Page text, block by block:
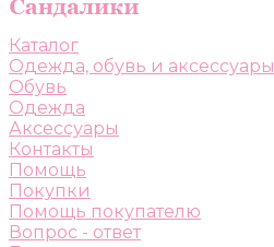
Каталог
Одежда, обувь и аксессуары
Обувь
Одежда
Аксессуары
Контакты
Помощь
Покупки
Помощь покупателю
Вопрос - ответ